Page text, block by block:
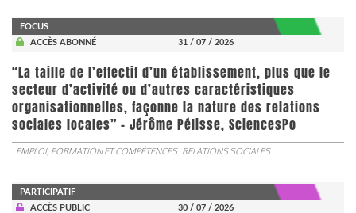
FOCUS
ACCÈS ABONNÉ
31 / 07 / 2026
“La taille de l’effectif d’un établissement, plus que le
secteur d’activité ou d’autres caractéristiques
organisationnelles, façonne la nature des relations
sociales locales” - Jérôme Pélisse, SciencesPo
EMPLOI, FORMATION ET COMPÉTENCES RELATIONS SOCIALES
PARTICIPATIF
ACCÈS PUBLIC
30 / 07 / 2026